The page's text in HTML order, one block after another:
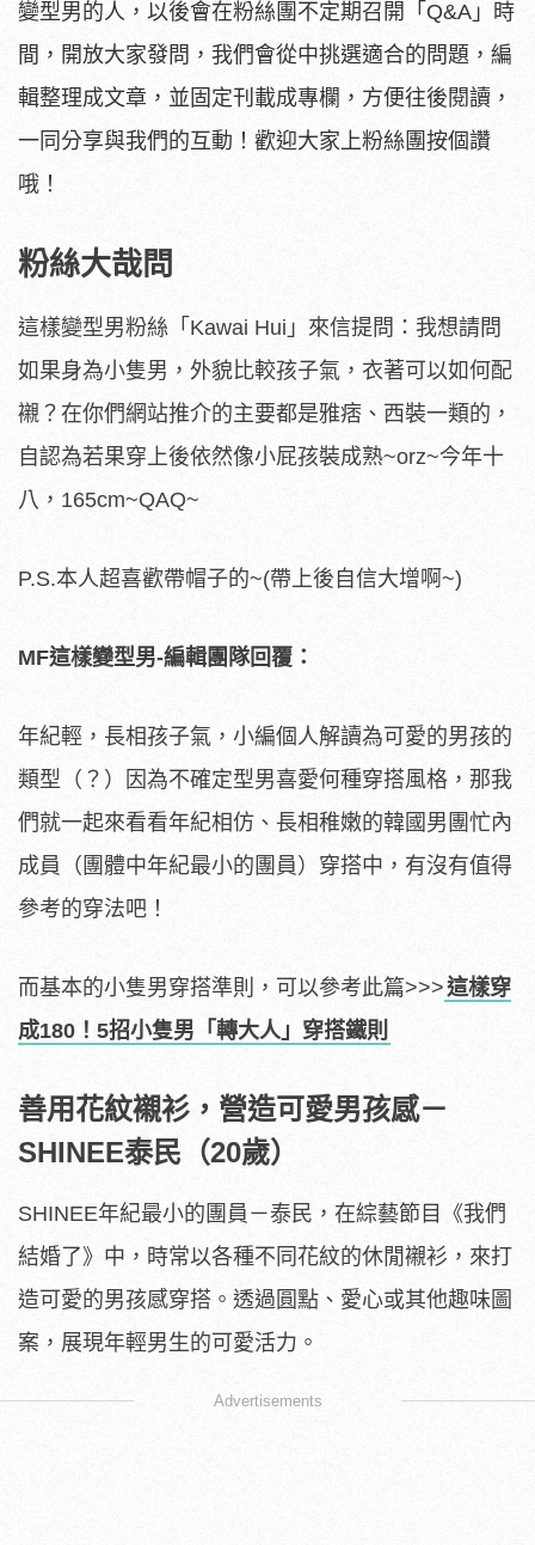
變型男的人，以後會在粉絲團不定期召開「 Q&A 」時
間，開放大家發問，我們會從中挑選適合的問題，編
輯整理成文章，並固定刊載成專欄，方便往後閱讀，
一同分享與我們的互動！歡迎大家上粉絲團按個讚
哦！
粉絲大哉問
這樣變型男粉絲「Kawai Hui」來信提問：我想請問
如果身為小隻男，外貌比較孩子氣，衣著可以如何配
襯？在你們網站推介的主要都是雅痞、西裝一類的，
自認為若果穿上後依然像小屁孩裝成熟~orz~今年十
八，165cm~QAQ~
P.S.本人超喜歡帶帽子的~(帶上後自信大增啊~)
MF這樣變型男-編輯團隊回覆：
年紀輕，長相孩子氣，小編個人解讀為可愛的男孩的
類型（？）因為不確定型男喜愛何種穿搭風格，那我
們就一起來看看年紀相仿、長相稚嫩的韓國男團忙內
成員（團體中年紀最小的團員）穿搭中，有沒有值得
參考的穿法吧！
而基本的小隻男穿搭準則，可以參考此篇>>>這樣穿
成180！5招小隻男「轉大人」穿搭鐵則
善用花紋襯衫，營造可愛男孩感－
SHINEE泰民（20歲）
SHINEE年紀最小的團員－泰民，在綜藝節目《我們
結婚了》中，時常以各種不同花紋的休閒襯衫，來打
造可愛的男孩感穿搭。透過圓點、愛心或其他趣味圖
案，展現年輕男生的可愛活力。
Advertisements